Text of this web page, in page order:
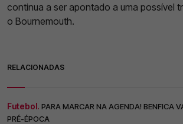
continua a ser apontado a uma possível
o Bournemouth.
RELACIONADAS
Futebol. PARA MARCAR NA AGENDA! BENFICA
PRÉ-ÉPOCA